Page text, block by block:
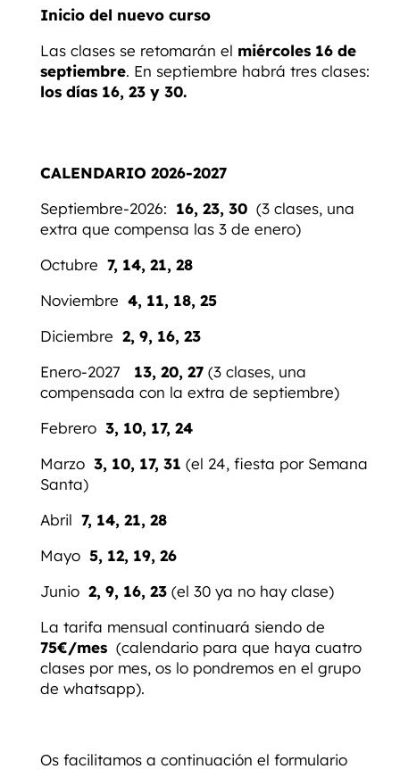
Inicio del nuevo curso
Las clases se retomarán el miércoles 16 de
septiembre. En septiembre habrá tres clases:
los días 16, 23 y 30.
CALENDARIO 2026-2027
Septiembre-2026: 16, 23, 30 (3 clases, una
extra que compensa las 3 de enero)
Octubre7, 14, 21, 28
Noviembre4, 11, 18, 25
Diciembre2, 9, 16, 23
Enero-2027 13, 20, 27(3 clases, una
compensada con la extra de septiembre)
Febrero3, 10, 17, 24
Marzo3, 10, 17, 31 (el 24, fiesta por Semana
Santa)
Abril7, 14, 21, 28
Mayo5, 12, 19, 26
Junio2, 9, 16, 23(el 30 ya no hay clase)
La tarifa mensual continuará siendo de
75€/mes(calendario para que haya cuatro
clases por mes, os lo pondremos en el grupo
de whatsapp).
Os facilitamos a continuación el formulario